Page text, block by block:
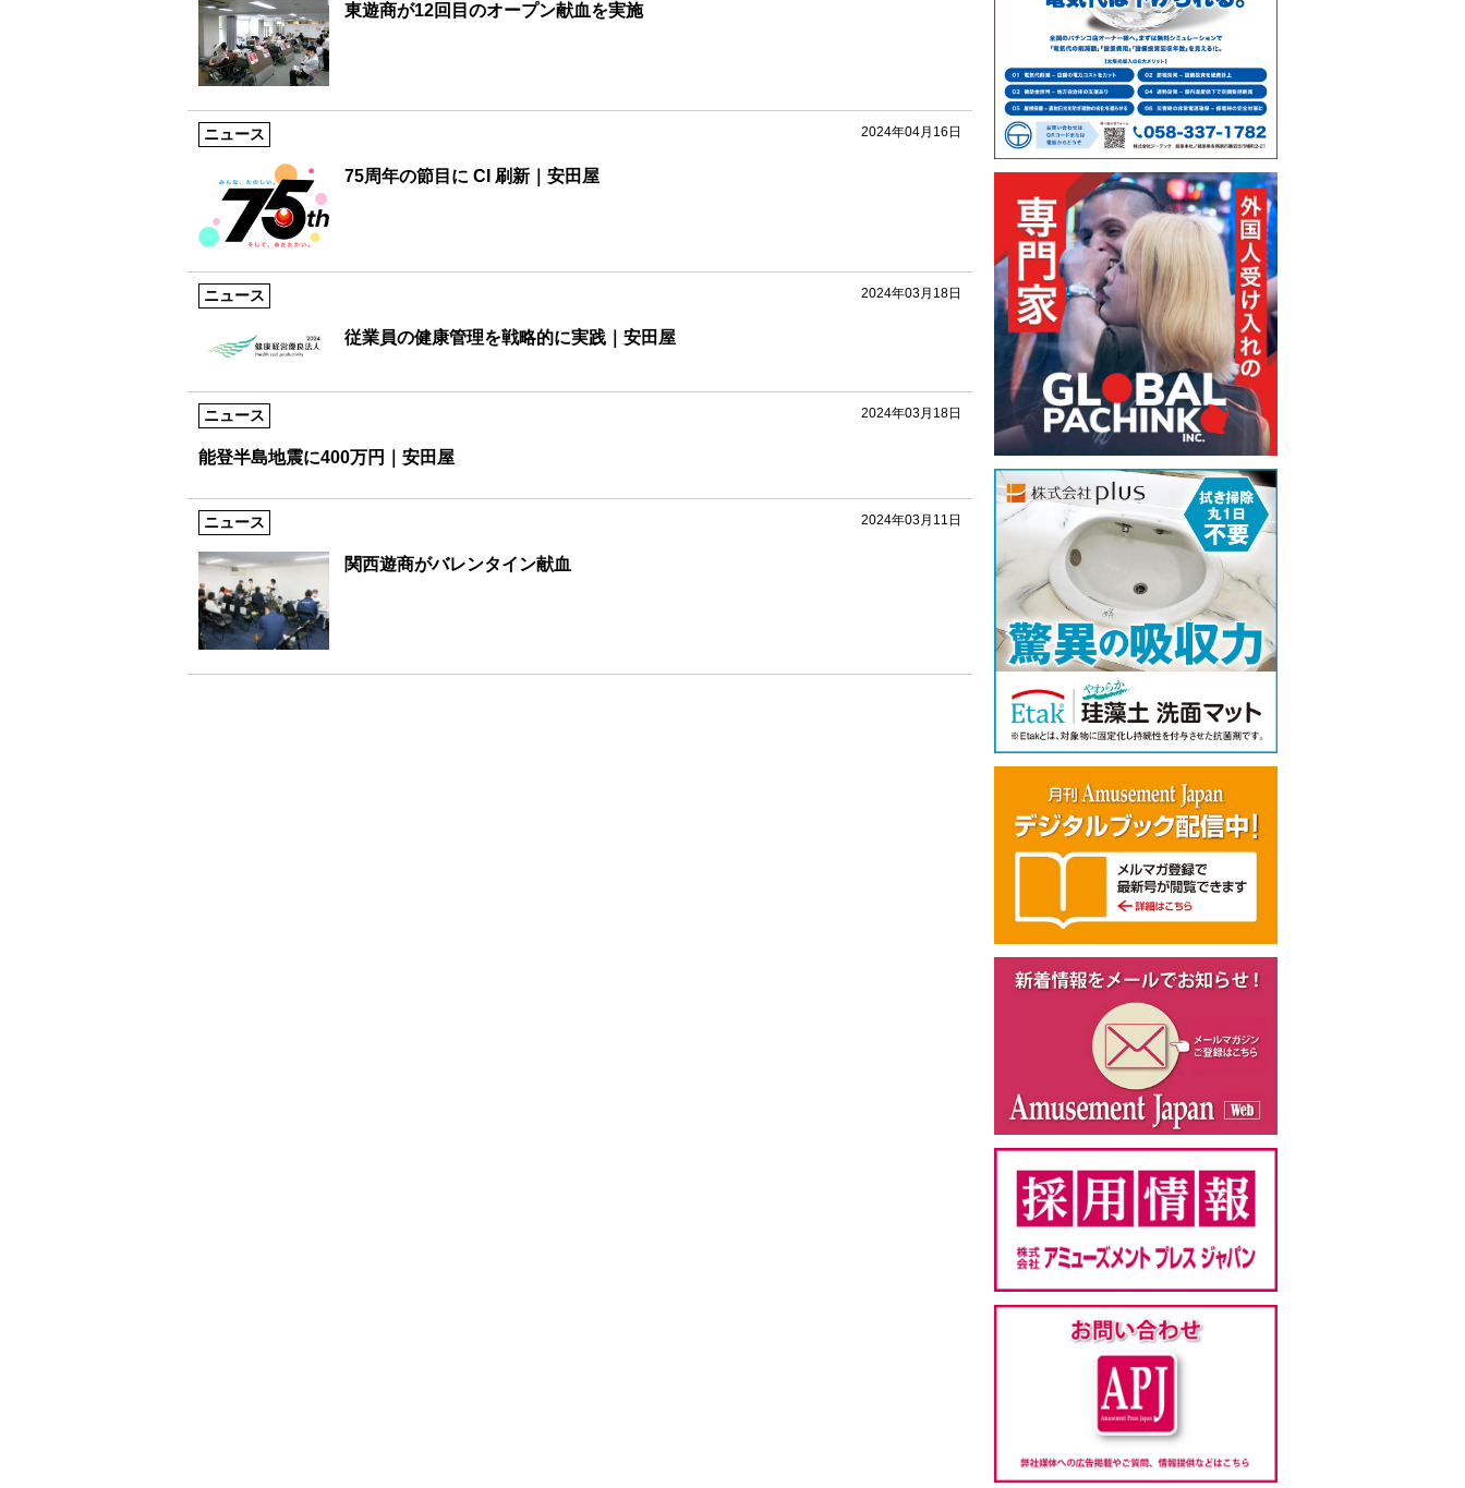
東遊商が12回目のオープン献血を実施
2024年04月16日
ニュース
75周年の節目に CI 刷新｜安田屋
2024年03月18日
ニュース
従業員の健康管理を戦略的に実践｜安田屋
2024年03月18日
ニュース
能登半島地震に400万円｜安田屋
2024年03月11日
ニュース
関西遊商がバレンタイン献血